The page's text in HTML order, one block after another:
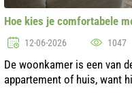
Hoe kies je comfortabele
12-06-2026 1047
De woonkamer is een van
appartement of huis, want